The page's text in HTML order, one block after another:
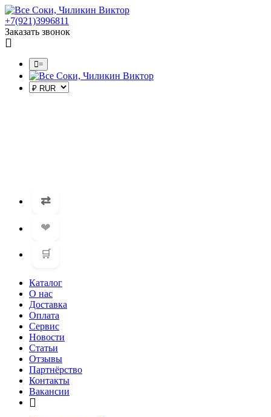
+7(921)3996811
Заказать звонок
=
⇄
❤
🛒
Каталог
О нас
Доставка
Оплата
Сервис
Новости
Статьи
Отзывы
Партнёрство
Контакты
Вакансии